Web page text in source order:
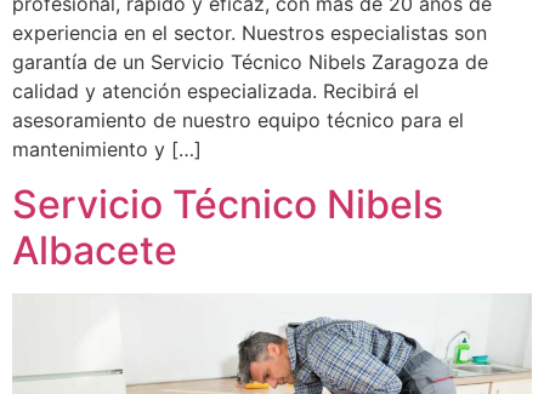
experiencia en el sector. Nuestros especialistas son
garantía de un Servicio Técnico Nibels Zaragoza de
calidad y atención especializada. Recibirá el
asesoramiento de nuestro equipo técnico para el
mantenimiento y […]
Servicio Técnico Nibels
Albacete